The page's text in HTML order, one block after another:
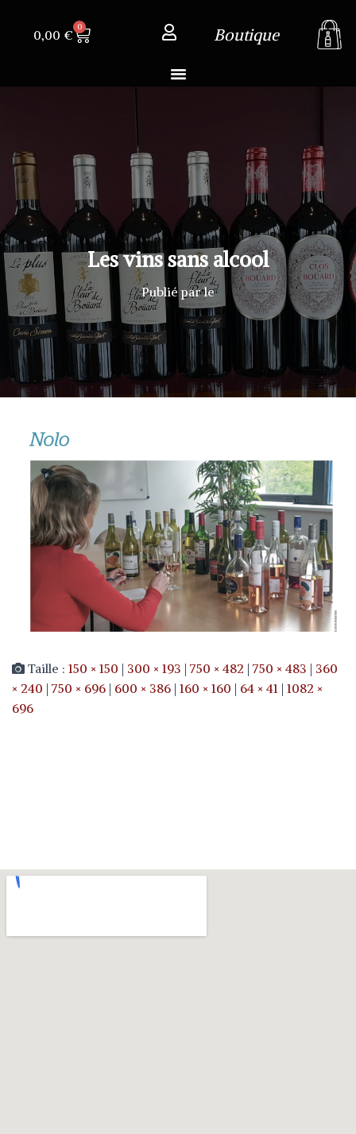
Boutique
0,00 €
0
Les vins sans alcool
Publié parle
Taille : 150 × 150 | 300 × 193 | 750 × 482 | 750 × 483 | 360
× 240 | 750 × 696 | 600 × 386 | 160 × 160 | 64 × 41 | 1082 ×
696